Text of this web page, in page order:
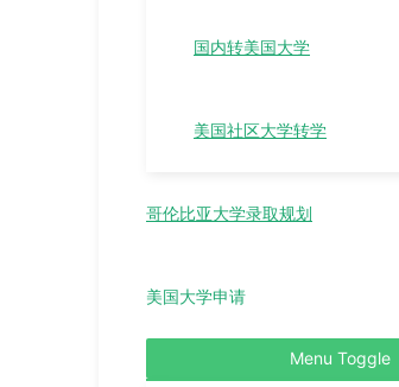
国内转美国大学
美国社区大学转学
哥伦比亚大学录取规划
美国大学申请
Menu Toggle